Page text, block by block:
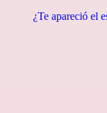
¿Te apareció el